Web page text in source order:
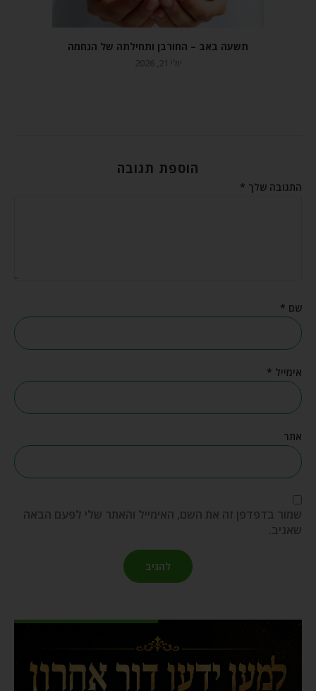
תשעה באב – החורבן ותחילתה של הנחמה
יולי 21, 2026
הוספת תגובה
התגובה שלך *
שם *
אימייל *
אתר
שמור בדפדפן זה את השם, האימייל והאתר שלי לפעם הבאה
שאגיב.